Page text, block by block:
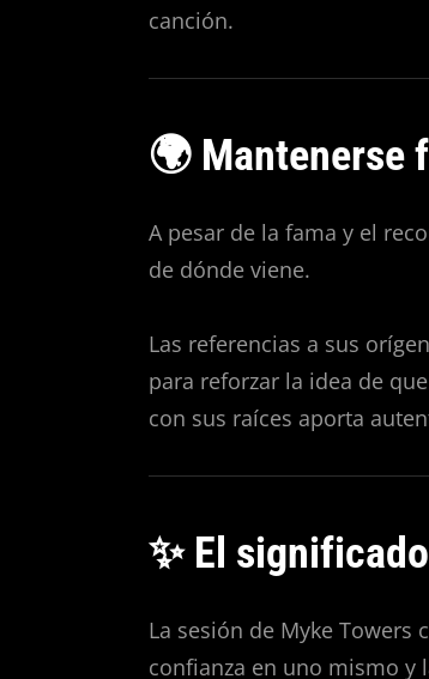
canción.
🌍 Mantenerse
A pesar de la fama y el
de dónde viene.
Las referencias a sus
para reforzar la idea de
con sus raíces aporta
✨ El
La sesión de Myke Towers
confianza en uno mismo y